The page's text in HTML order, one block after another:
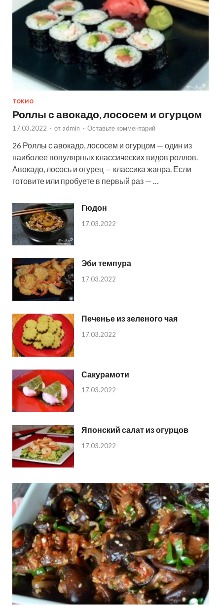
ТОКИО
Роллы с авокадо, лососем и огурцом
17.03.2022 - от admin - Оставьте комментарий
26 Роллы с авокадо, лососем и огурцом — один из
наиболее популярных классических видов роллов.
Авокадо, лосось и огурец — классика жанра. Если
готовите или пробуете в первый раз — …
Гюдон
17.03.2022
Эби темпура
17.03.2022
Печенье из зеленого чая
17.03.2022
Сакурамоти
17.03.2022
Японский салат из огурцов
17.03.2022